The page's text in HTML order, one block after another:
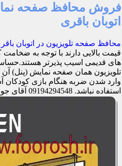
فروش محافظ صفحه
اتوبان باقری
محافظ صفحه تلویزیون در اتوبان
قیمت بالایی دارند با توجه به
های قدیمی اسیب پذیرتر
تلویزیون همان صفحه نمایش (پنل)
وارد شدن ضربه هنگام بازی کودکان
استفاده نباشد. 09194294548 آقای جوادی